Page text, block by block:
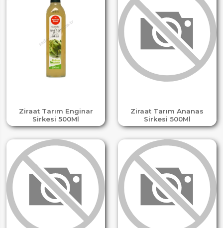
Ziraat Tarım Enginar
Sirkesi 500Ml
Ziraat Tarım Ananas
Sirkesi 500Ml